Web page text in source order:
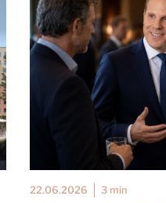
22.06.2026 3 min